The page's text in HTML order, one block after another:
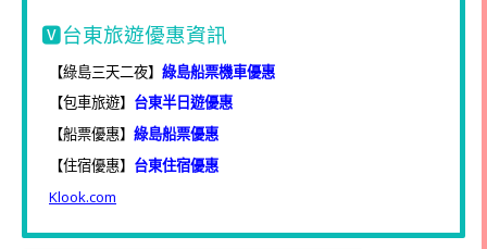
🆅台東旅遊優惠資訊
【綠島三天二夜】 綠島船票機車優惠
【包車旅遊】 台東半日遊優惠
【船票優惠】 綠島船票優惠
【住宿優惠】 台東住宿優惠
Klook.com